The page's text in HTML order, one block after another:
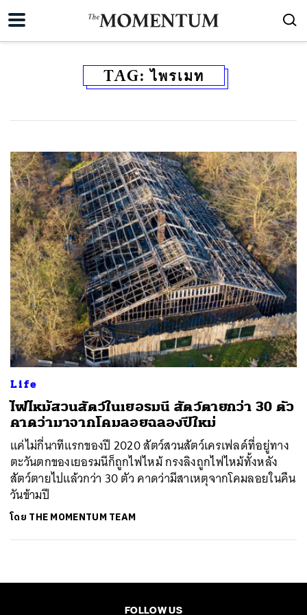
TAG:ไพรเมท
Life
ไฟไหม้สวนสัตว์ในเยอรมนี สัตว์ตายกว่า 30 ตัว
คาดว่ามาจากโคมลอยฉลองปีใหม่
แค่ไม่กี่นาทีแรกของปี 2020 สัตว์สวนสัตว์เครเฟลด์ที่อยู่ทาง
ตะวันตกของเยอรมนีก็ถูกไฟไหม้ กรงลิงถูกไฟไหม้ทั้งหลัง
สัตว์ตายไปแล้วกว่า 30 ตัว คาดว่ามีสาเหตุจากโคมลอยในคืน
วันข้ามปี
โดย THE MOMENTUM TEAM
FOLLOW US
ค้นหา
SHARE TWEET LINE EMAIL